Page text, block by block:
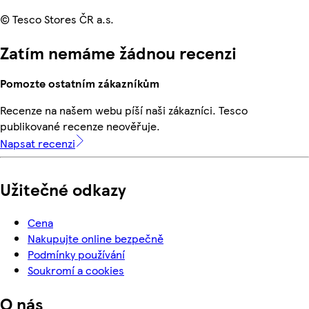
© Tesco Stores ČR a.s.
Zatím nemáme žádnou recenzi
Pomozte ostatním zákazníkům
Recenze na našem webu píší naši zákazníci. Tesco
publikované recenze neověřuje.
Napsat recenzi
Užitečné odkazy
Cena
Nakupujte online bezpečně
Podmínky používání
Soukromí a cookies
O nás